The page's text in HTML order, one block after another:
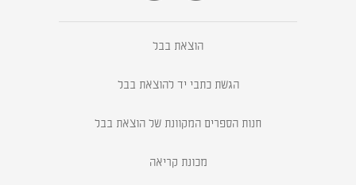
הוצאת בבל
הגשת כתבי יד להוצאת בבל
חנות הספרים המקוונת של הוצאת בבל
מכונת קריאה